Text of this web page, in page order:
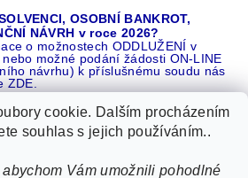
OSOBNÍ BANKROT,
NÁVRH v roce 2026?
o možnostech ODDLUŽENÍ v
možné podání žádosti ON-LINE
návrhu) k příslušnému soudu nás
ZDE.
16 let REFERENCÍ v celé ČR |
cookie. Dalším procházením
souhlas s jejich používáním..
Vám umožnili pohodlné